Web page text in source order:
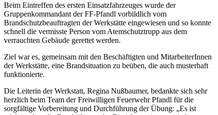
Beim Eintreffen des ersten Einsatzfahrzeuges wurde der
Gruppenkommandant der FF-Pfandl vorbildlich vom
Brandschutzbeauftragten der Werkstätte eingewiesen und so konnte
schnell die vermisste Person vom Atemschutztrupp aus dem
verrauchten Gebäude gerettet werden.
Ziel war es, gemeinsam mit den Beschäftigten und MitarbeiterInnen
der Werkstätte, eine Brandsituation zu beüben, die auch musterhaft
funktionierte.
Die Leiterin der Werkstatt, Regina Nußbaumer, bedankte sich sehr
herzlich beim Team der Freiwilligen Feuerwehr Pfandl für die
sorgfältige Vorbereitung und Durchführung der Übung: „Es ist